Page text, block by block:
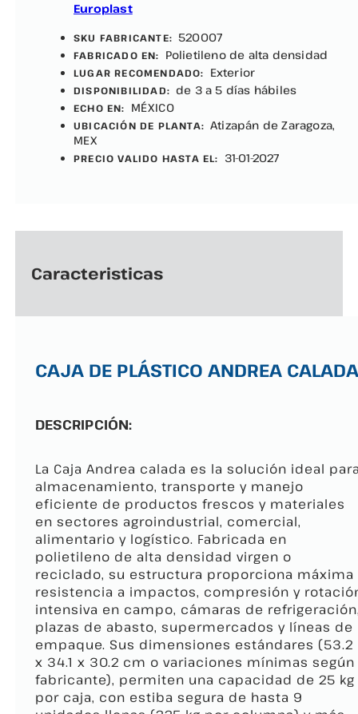
Europlast
SKU FABRICANTE: 520007
FABRICADO EN: Polietileno de alta densidad
LUGAR RECOMENDADO: Exterior
DISPONIBILIDAD: de 3 a 5 días hábiles
ECHO EN: MÉXICO
UBICACIÓN DE PLANTA: Atizapán de Zaragoza,
MEX
PRECIO VALIDO HASTA EL: 31-01-2027
Caracteristicas
CAJA DE PLÁSTICO ANDREA CALADA
DESCRIPCIÓN:
La Caja Andrea calada es la solución ideal
almacenamiento, transporte y manejo
eficiente de productos frescos y materiales
en sectores agroindustrial, comercial,
alimentario y logístico. Fabricada en
polietileno de alta densidad virgen o
reciclado, su estructura proporciona máxima
resistencia a impactos, compresión y
intensiva en campo, cámaras de
plazas de abasto, supermercados y líneas de
empaque. Sus dimensiones estándares (53.2
x 34.1 x 30.2 cm o variaciones mínimas según
fabricante), permiten una capacidad de 25 kg
por caja, con estiba segura de hasta 9